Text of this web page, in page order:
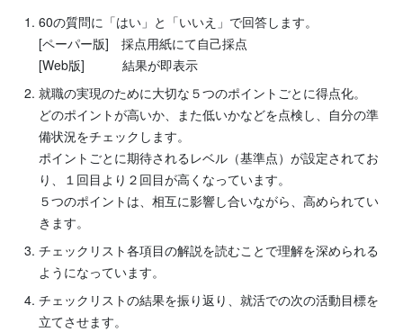
60の質問に「はい」と「いいえ」で回答します。
[ペーパー版] 採点用紙にて自己採点
[Web版] 結果が即表示
就職の実現のために大切な５つのポイントごとに得点化。
どのポイントが高いか、また低いかなどを点検し、自分の準
備状況をチェックします。
ポイントごとに期待されるレベル（基準点）が設定されてお
り、１回目より２回目が高くなっています。
５つのポイントは、相互に影響し合いながら、高められてい
きます。
チェックリスト各項目の解説を読むことで理解を深められる
ようになっています。
チェックリストの結果を振り返り、就活での次の活動目標を
立てさせます。